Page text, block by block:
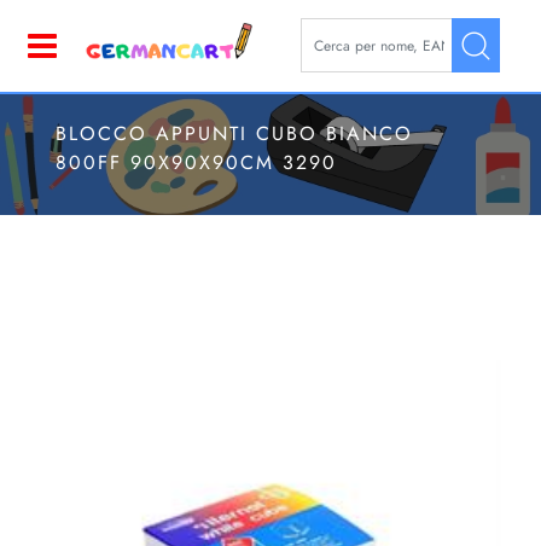
La modifica di un filtro
BLOCCO APPUNTI CUBO BIANCO
800FF 90X90X90CM 3290